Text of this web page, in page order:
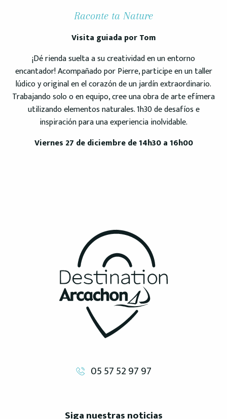
Raconte ta Nature
Visita guiada por Tom
¡Dé rienda suelta a su creatividad en un entorno
encantador! Acompañado por Pierre, participe en un taller
lúdico y original en el corazón de un jardín extraordinario.
Trabajando solo o en equipo, cree una obra de arte efímera
utilizando elementos naturales. 1h30 de desafíos e
inspiración para una experiencia inolvidable.
Viernes 27 de diciembre de 14h30 a 16h00
05 57 52 97 97
Siga nuestras noticias